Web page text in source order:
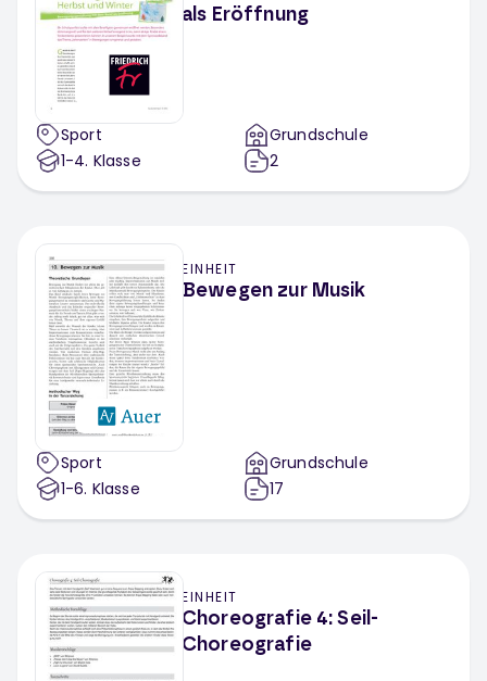
als Eröffnung
Sport
1-4. Klasse
Grundschule
2
EINHEIT
Bewegen zur Musik
Sport
1-6. Klasse
Grundschule
17
EINHEIT
Choreografie 4: Seil-
Choreografie